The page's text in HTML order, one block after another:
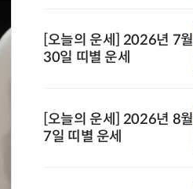
[오늘의 운세] 2026년 7월
30일 띠별 운세
[오늘의 운세] 2026년 8월
7일 띠별 운세